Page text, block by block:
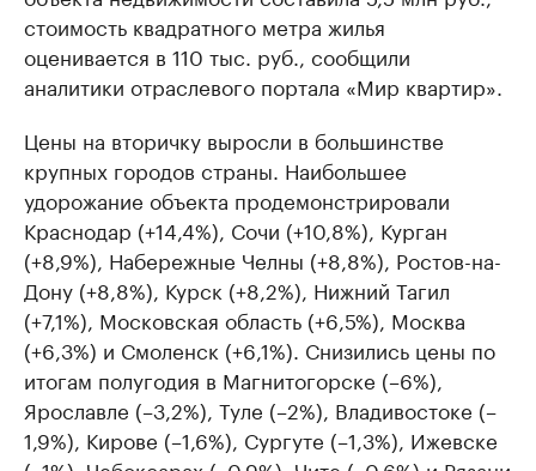
стоимость квадратного метра жилья
оценивается в 110 тыс. руб., сообщили
аналитики отраслевого портала «Мир квартир».
Цены на вторичку выросли в большинстве
крупных городов страны. Наибольшее
удорожание объекта продемонстрировали
Краснодар (+14,4%), Сочи (+10,8%), Курган
(+8,9%), Набережные Челны (+8,8%), Ростов-на-
Дону (+8,8%), Курск (+8,2%), Нижний Тагил
(+7,1%), Московская область (+6,5%), Москва
(+6,3%) и Смоленск (+6,1%). Снизились цены по
итогам полугодия в Магнитогорске (–6%),
Ярославле (–3,2%), Туле (–2%), Владивостоке (–
1,9%), Кирове (–1,6%), Сургуте (–1,3%), Ижевске